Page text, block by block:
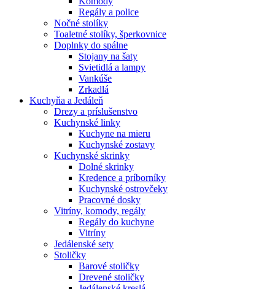
Regály a police
Nočné stolíky
Toaletné stolíky, šperkovnice
Doplnky do spálne
Stojany na šaty
Svietidlá a lampy
Vankúše
Zrkadlá
Kuchyňa a Jedáleň
Drezy a príslušenstvo
Kuchynské linky
Kuchyne na mieru
Kuchynské zostavy
Kuchynské skrinky
Dolné skrinky
Kredence a príborníky
Kuchynské ostrovčeky
Pracovné dosky
Vitríny, komody, regály
Regály do kuchyne
Vitríny
Jedálenské sety
Stoličky
Barové stoličky
Drevené stoličky